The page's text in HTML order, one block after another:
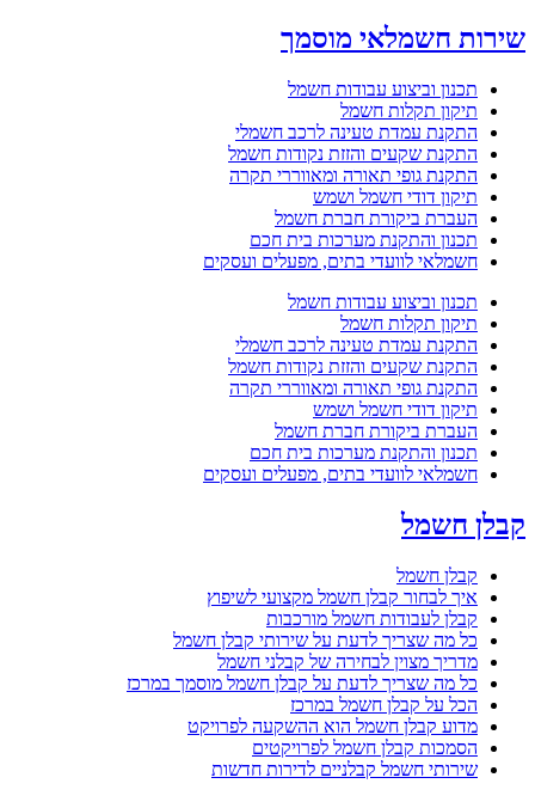
שירות חשמלאי מוסמך
תכנון וביצוע עבודות חשמל
תיקון תקלות חשמל
התקנת עמדת טעינה לרכב חשמלי
התקנת שקעים והזזת נקודות חשמל
התקנת גופי תאורה ומאווררי תקרה
תיקון דודי חשמל ושמש
העברת ביקורת חברת חשמל
תכנון והתקנת מערכות בית חכם
חשמלאי לוועדי בתים, מפעלים ועסקים
תכנון וביצוע עבודות חשמל
תיקון תקלות חשמל
התקנת עמדת טעינה לרכב חשמלי
התקנת שקעים והזזת נקודות חשמל
התקנת גופי תאורה ומאווררי תקרה
תיקון דודי חשמל ושמש
העברת ביקורת חברת חשמל
תכנון והתקנת מערכות בית חכם
חשמלאי לוועדי בתים, מפעלים ועסקים
קבלן חשמל
קבלן חשמל
איך לבחור קבלן חשמל מקצועי לשיפוץ
קבלן לעבודות חשמל מורכבות
כל מה שצריך לדעת על שירותי קבלן חשמל
מדריך מצוין לבחירה של קבלני חשמל
כל מה שצריך לדעת על קבלן חשמל מוסמך במרכז
הכל על קבלן חשמל במרכז
מדוע קבלן חשמל הוא ההשקעה לפרויקט
הסמכות קבלן חשמל לפרויקטים
שירותי חשמל קבלניים לדירות חדשות